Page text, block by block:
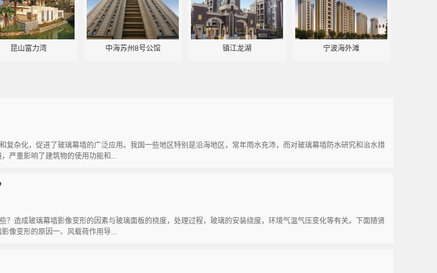
昆山富力湾 中海苏州8号公馆 镇江龙湖 宁波海外滩
杂化，促进了玻璃幕墙的广泛应用。我国一些地区特别是沿海地区，常年雨水充沛，而对玻璃幕墙防水研究和治水措
严重影响了建筑物的使用功能和...
造成玻璃幕墙影像变形的因素与玻璃面板的挠度，处理过程，玻璃的安装绕度，环境气温气压变化等有关。下面随贤
变形的原因一、风载荷作用导...